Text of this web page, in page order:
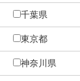
千葉県
東京都
神奈川県